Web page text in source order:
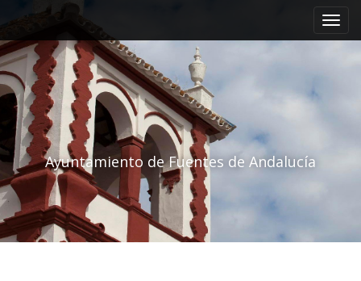
Menú principal
Saltar al contenido
Ayuntamiento de Fuentes de Andalucía